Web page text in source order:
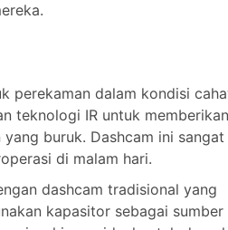
perekaman dalam kondisi
teknologi IR untuk memberikan
buruk. Dashcam ini sangat
di malam hari.
dashcam tradisional yang
kapasitor sebagai sumber